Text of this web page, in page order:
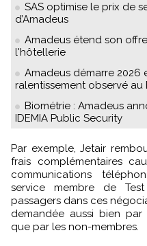
SAS optimise le prix de
d’Amadeus
Amadeus étend son
l'hôtellerie
Amadeus démarre 2026
ralentissement observé au
Biométrie : Amadeus
IDEMIA Public Security
Par exemple, Jetair remboursera sans problème tous les
frais complémentaires
communications
service membre de
passagers dans ces
demandée aussi bien par
que par les non-membres.